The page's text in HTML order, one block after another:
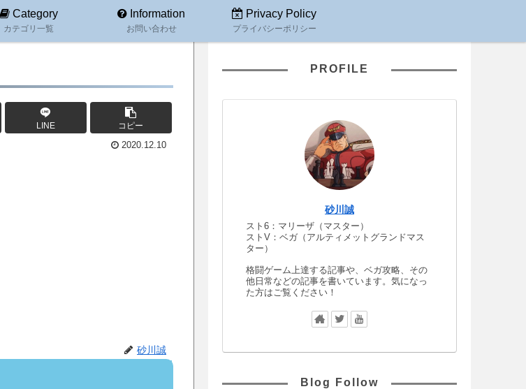
Category
カテゴリ一覧
Information
お問い合わせ
Privacy Policy
プライバシーポリシー
LINE コピー
2020.12.10
砂川誠
PROFILE
砂川誠
スト6：マリーザ（マスター）
ストV：ベガ（アルティメットグランドマス
ター）
格闘ゲーム上達する記事や、ベガ攻略、その
他日常などの記事を書いています。気になっ
た方はご覧ください！
Blog Follow